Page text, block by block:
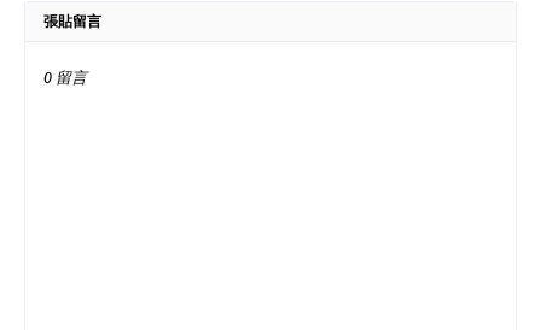
張貼留言
0 留言